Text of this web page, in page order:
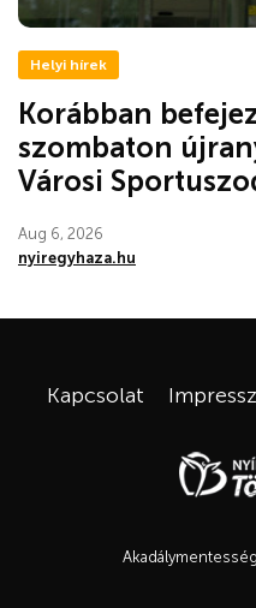
Helyi hírek
Korábban
szombaton
Városi
Aug 6, 2026
nyiregyhaza.hu
Kapcsolat